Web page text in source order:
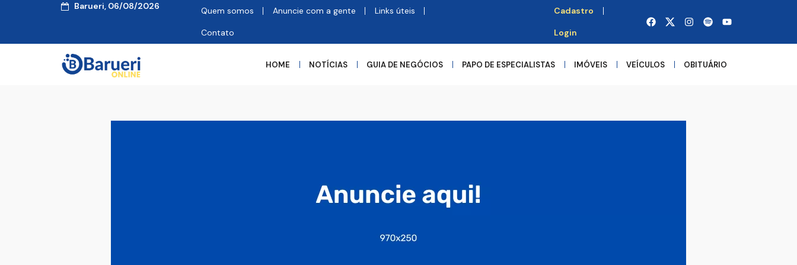
Barueri, 06/08/2026 Quem somos Anuncie com a gente Links úteis
Contato
Cadastro
Login
HOME NOTÍCIAS GUIA DE NEGÓCIOS PAPO DE ESPECIALISTAS IMÓVEIS VEÍCULOS OBITUÁRIO